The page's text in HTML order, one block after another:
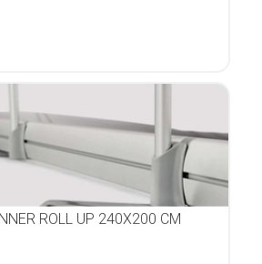
ROLL UP 240X200 CM